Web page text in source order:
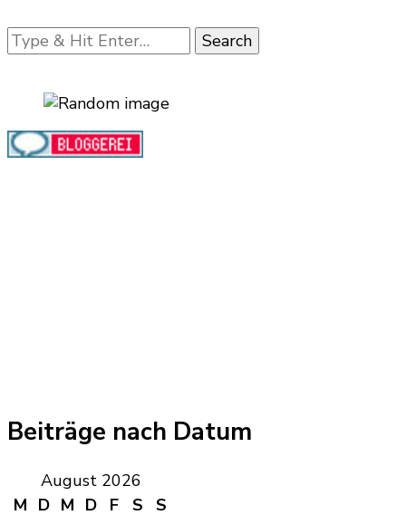
Looking
for
Beiträge nach Datum
August 2026
M D M D F S
S